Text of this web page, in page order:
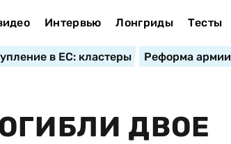
Интервью Лонгриды Тесты
в ЕС: кластеры Реформа армии
ДВОЕ